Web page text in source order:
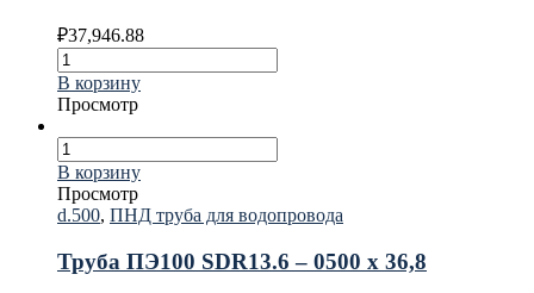
₽37,946.88
В корзину
Просмотр
В корзину
Просмотр
d.500, ПНД труба для водопровода
Труба ПЭ100 SDR13.6 – 0500 х 36,8